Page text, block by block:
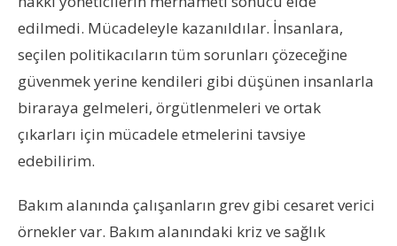
edilmedi. Mücadeleyle kazanıldılar. İnsanlara,
seçilen politikacıların tüm sorunları çözeceğine
güvenmek yerine kendileri gibi düşünen insanlarla
biraraya gelmeleri, örgütlenmeleri ve ortak
çıkarları için mücadele etmelerini tavsiye
edebilirim.
Bakım alanında çalışanların grev gibi cesaret verici
örnekler var. Bakım alanındaki kriz ve sağlık